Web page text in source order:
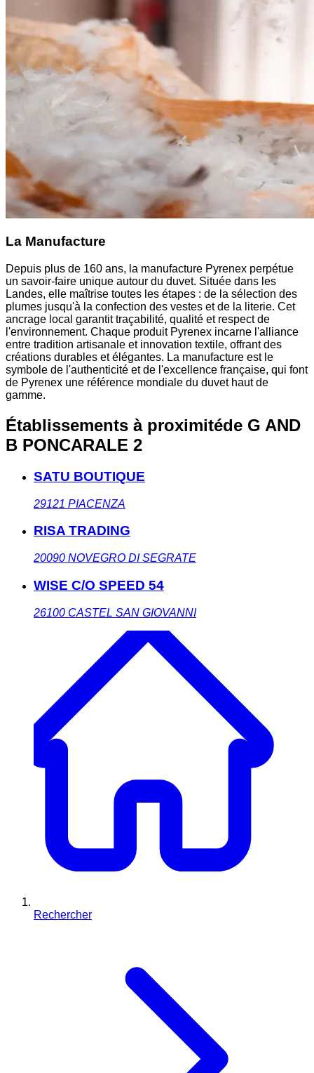
La Manufacture
Depuis plus de 160 ans, la manufacture Pyrenex perpétue
un savoir-faire unique autour du duvet. Située dans les
Landes, elle maîtrise toutes les étapes : de la sélection des
plumes jusqu'à la confection des vestes et de la literie. Cet
ancrage local garantit traçabilité, qualité et respect de
l'environnement. Chaque produit Pyrenex incarne l'alliance
entre tradition artisanale et innovation textile, offrant des
créations durables et élégantes. La manufacture est le
symbole de l'authenticité et de l'excellence française, qui font
de Pyrenex une référence mondiale du duvet haut de
gamme.
Établissements à proximitéde G AND
B PONCARALE 2
SATU BOUTIQUE
29121 PIACENZA
RISA TRADING
20090 NOVEGRO DI SEGRATE
WISE C/O SPEED 54
26100 CASTEL SAN GIOVANNI
Rechercher